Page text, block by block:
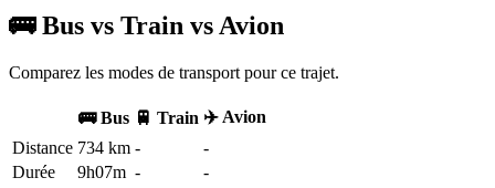
🚌 Bus vs Train vs Avion
Comparez les modes de transport pour ce trajet.
🚌 Bus 🚆 Train ✈️ Avion
Distance 734 km -
-
Durée
9h07m -
-